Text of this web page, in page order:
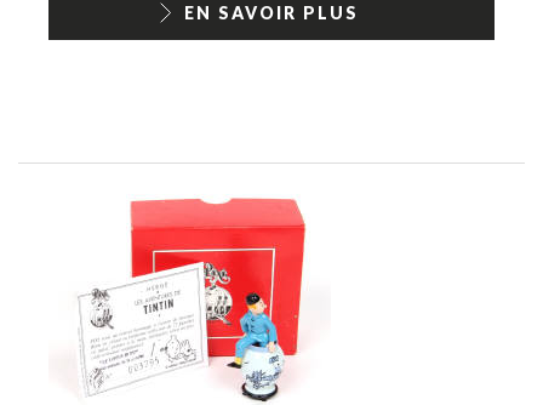
EN SAVOIR PLUS